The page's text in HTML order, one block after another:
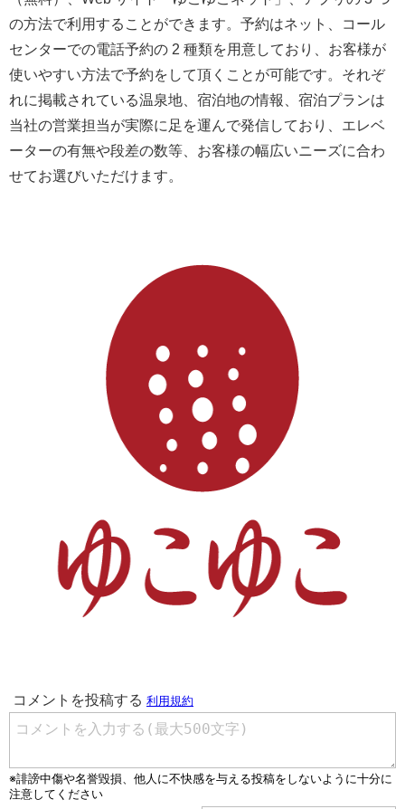
の方法で利用することができます。予約はネット、コール
センターでの電話予約の 2 種類を用意しており、お客様が
使いやすい方法で予約をして頂くことが可能です。それぞ
れに掲載されている温泉地、宿泊地の情報、宿泊プランは
当社の営業担当が実際に足を運んで発信しており、エレベ
ーターの有無や段差の数等、お客様の幅広いニーズに合わ
せてお選びいただけます。